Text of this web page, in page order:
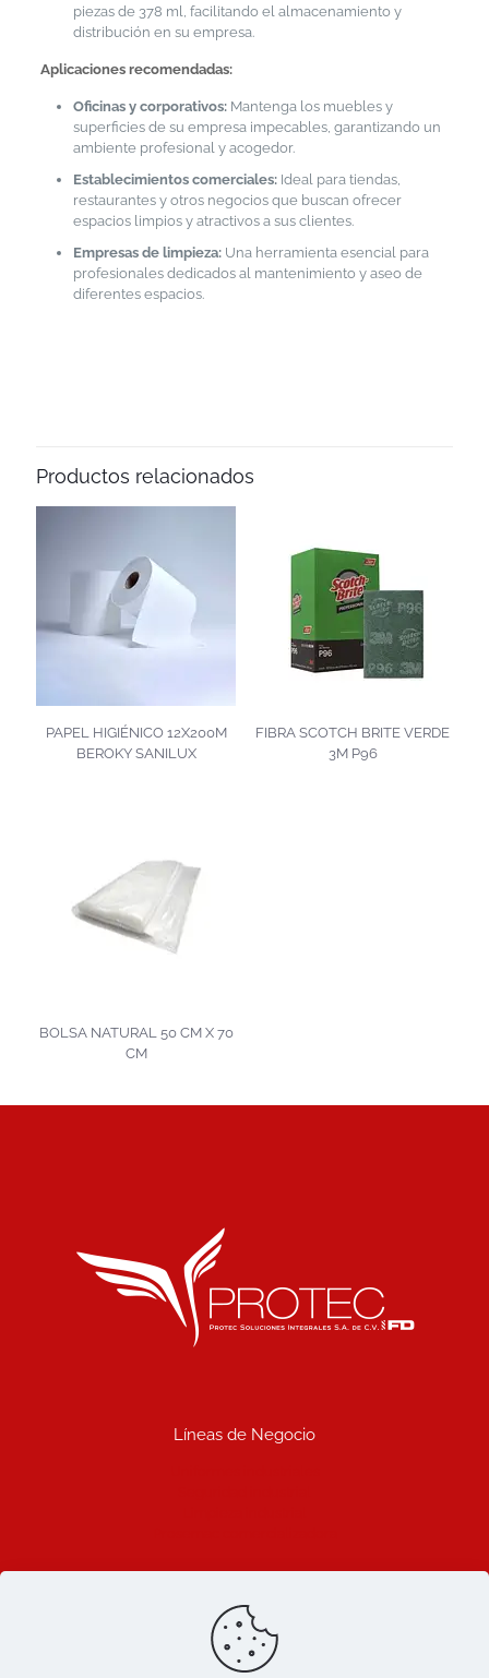
piezas de 378 ml, facilitando el almacenamiento y
distribución en su empresa.
Aplicaciones recomendadas:
Oficinas y corporativos:Mantenga los muebles y
superficies de su empresa impecables, garantizando un
ambiente profesional y acogedor.
Establecimientos comerciales:Ideal para tiendas,
restaurantes y otros negocios que buscan ofrecer
espacios limpios y atractivos a sus clientes.
Empresas de limpieza:Una herramienta esencial para
profesionales dedicados al mantenimiento y aseo de
diferentes espacios.
Productos relacionados
PAPEL HIGIÉNICO 12X200M
BEROKY SANILUX
FIBRA SCOTCH BRITE VERDE
3M P96
BOLSA NATURAL 50 CM X 70
CM
Líneas de Negocio
Ligas de Interes
Blog